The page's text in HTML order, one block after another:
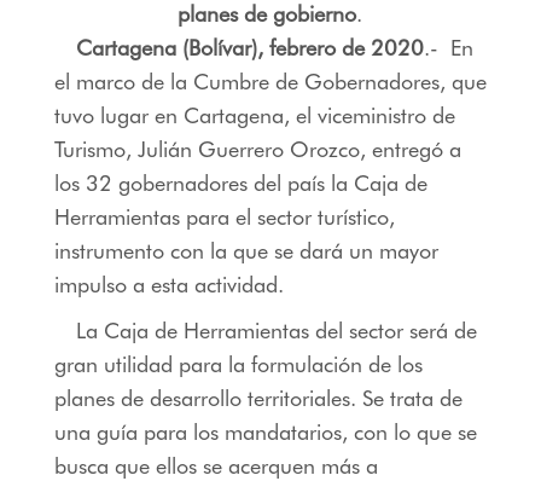
planes de gobierno.
Cartagena (Bolívar), febrero de 2020.- En
el marco de la Cumbre de Gobernadores, que
tuvo lugar en Cartagena, el viceministro de
Turismo, Julián Guerrero Orozco, entregó a
los 32 gobernadores del país la Caja de
Herramientas para el sector turístico,
instrumento con la que se dará un mayor
impulso a esta actividad.
La Caja de Herramientas del sector será de
gran utilidad para la formulación de los
planes de desarrollo territoriales. Se trata de
una guía para los mandatarios, con lo que se
busca que ellos se acerquen más a